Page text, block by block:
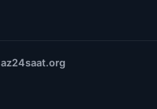
az24saat.org